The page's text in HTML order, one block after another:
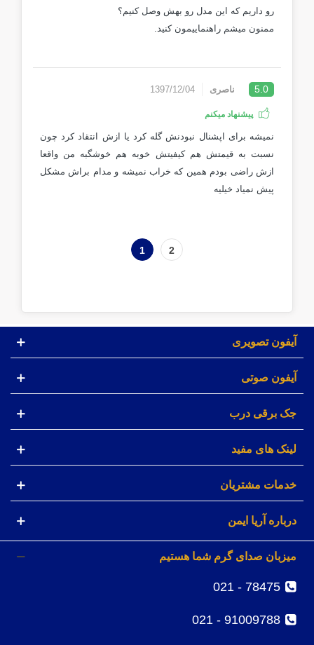
رو داریم که این مدل رو بهش وصل کنیم؟
ممنون میشم راهنماییمون کنید.
5.0 ناصری 1397/12/04
پیشنهاد میکنم
نمیشه برای اپشنال نبودنش گله کرد یا ازش انتقاد کرد چون
نسبت به قیمتش هم کیفیتش خوبه هم خوشگبه من واقعا
ازش راضی بودم همین که خراب نمیشه و مدام براش مشکل
پیش نمیاد خیلیه
1 2
آیفون تصویری
آیفون صوتی
جک برقی درب
لینک های مفید
خدمات مشتریان
درباره آریا ایمن
میزبان صدای گرم شما هستیم
78475 - 021
91009788 - 021